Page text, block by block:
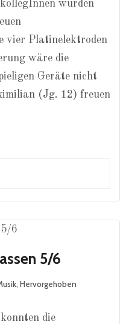
wurden
vier Platinelektroden
wäre die
Geräte nicht
(Jg. 12) freuen
5/6
, Hervorgehoben
die